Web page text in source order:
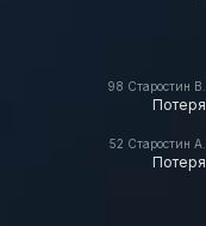
98 Старостин В.
Потеря
52 Старостин А.
Потеря